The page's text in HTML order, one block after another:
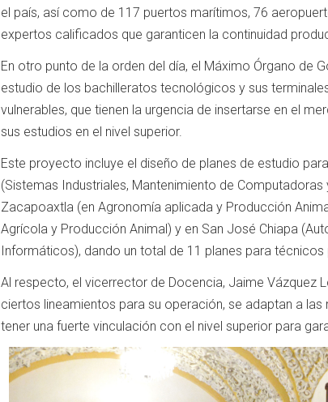
el país, así como de 117 puertos marítimos, 76
expertos calificados que garanticen la continuidad
En otro punto de la orden del día, el Máximo Órgano de
estudio de los bachilleratos tecnológicos y sus
vulnerables, que tienen la urgencia de insertarse en el
sus estudios en el nivel superior.
Este proyecto incluye el diseño de planes de estudio
(Sistemas Industriales, Mantenimiento de
Zacapoaxtla (en Agronomía aplicada y Producción
Agrícola y Producción Animal) y en San José Chiapa
Informáticos), dando un total de 11 planes para técnicos
Al respecto, el vicerrector de Docencia, Jaime Vázquez
ciertos lineamientos para su operación, se adaptan a
tener una fuerte vinculación con el nivel superior para